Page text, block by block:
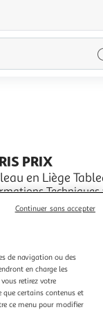
PRIX
en Liège
Techniques : Matière :
: Toile
Multicolore
de navigation ou des
en charge les
retirez votre
que certains contenus et
ce menu pour modifier
Continuer sans accepter